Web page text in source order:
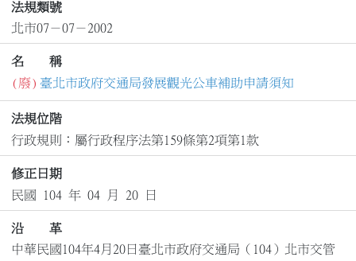
法規類號
北市07－07－2002
名 稱
(廢) 臺北市政府交通局發展觀光公車補助申請須知
法規位階
行政規則：屬行政程序法第159條第2項第1款
修正日期
民國 104 年 04 月 20 日
沿 革
中華民國104年4月20日臺北市政府交通局（104）北市交管